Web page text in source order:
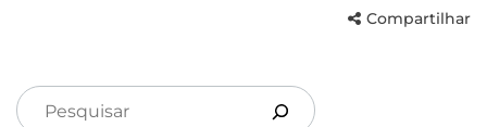
Compartilhar